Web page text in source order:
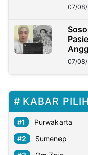
07/
07/
KABAR
Purwakarta
Sumenep